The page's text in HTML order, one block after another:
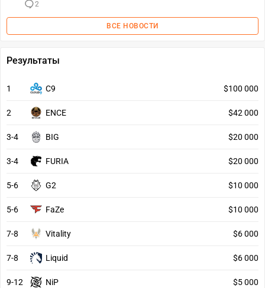
2
ВСЕ НОВОСТИ
Результаты
1 C9 $100 000
2 ENCE $42 000
3-4 BIG $20 000
3-4 FURIA $20 000
5-6 G2 $10 000
5-6 FaZe $10 000
7-8 Vitality $6 000
7-8 Liquid $6 000
9-12 NiP $5 000